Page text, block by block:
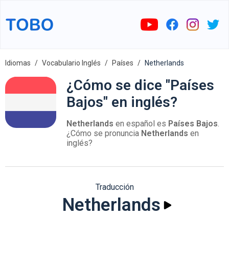
Idiomas Vocabulario Inglés Países Netherlands
¿Cómo se dice "Países
Bajos" en inglés?
Netherlands en español es Países Bajos.
¿Cómo se pronuncia Netherlands en
inglés?
Traducción
Netherlands